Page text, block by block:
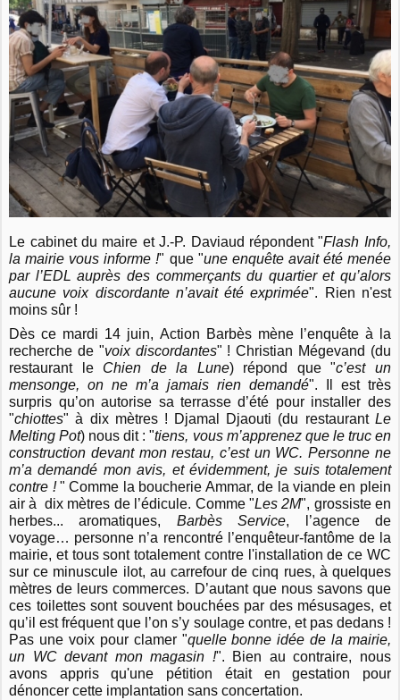
Le cabinet du maire et J.-P. Daviaud répondent "Flash Info,
la mairie vous informe !" que "une enquête avait été menée
par l’EDL auprès des commerçants du quartier et qu’alors
aucune voix discordante n’avait été exprimée". Rien n'est
moins sûr !
Dès ce mardi 14 juin, Action Barbès mène l’enquête à la
recherche de "voix discordantes" ! Christian Mégevand (du
restaurant le Chien de la Lune) répond que "c’est un
mensonge, on ne m’a jamais rien demandé". Il est très
surpris qu’on autorise sa terrasse d’été pour installer des
"chiottes" à dix mètres ! Djamal Djaouti (du restaurant Le
Melting Pot) nous dit : "tiens, vous m’apprenez que le truc en
construction devant mon restau, c’est un WC. Personne ne
m’a demandé mon avis, et évidemment, je suis totalement
contre !" Comme la boucherie Ammar, de la viande en plein
air à dix mètres de l’édicule. Comme "Les 2M", grossiste en
herbes... aromatiques, Barbès Service, l’agence de
voyage… personne n’a rencontré l’enquêteur-fantôme de la
mairie, et tous sont totalement contre l'installation de ce WC
sur ce minuscule ilot, au carrefour de cinq rues, à quelques
mètres de leurs commerces. D’autant que nous savons que
ces toilettes sont souvent bouchées par des mésusages, et
qu’il est fréquent que l’on s’y soulage contre, et pas dedans !
Pas une voix pour clamer "quelle bonne idée de la mairie,
un WC devant mon magasin !". Bien au contraire, nous
avons appris qu'une pétition était en gestation pour
dénoncer cette implantation sans concertation.